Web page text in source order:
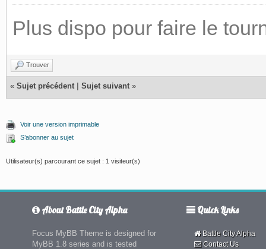
Plus dispo pour faire le
Trouver
« Sujet précédent Sujet suivant »
Voir une version imprimable
S’abonner au sujet
Utilisateur(s) parcourant ce sujet : 1 visiteur(s)
About Battle City Alpha
Focus MyBB Theme is designed for
MyBB 1.8 series and is tested
Quick Links
Battle City Alpha
Contact Us